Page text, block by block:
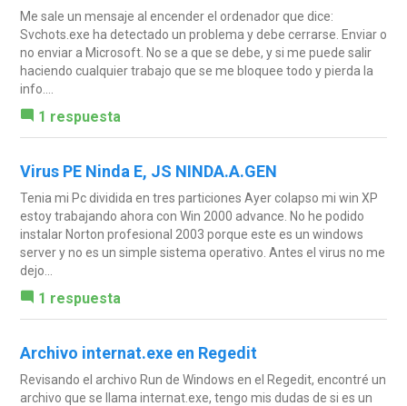
Me sale un mensaje al encender el ordenador que dice:
Svchots.exe ha detectado un problema y debe cerrarse. Enviar o
no enviar a Microsoft. No se a que se debe, y si me puede salir
haciendo cualquier trabajo que se me bloquee todo y pierda la
info....
1 respuesta
Virus PE Ninda E, JS NINDA.A.GEN
Tenia mi Pc dividida en tres particiones Ayer colapso mi win XP
estoy trabajando ahora con Win 2000 advance. No he podido
instalar Norton profesional 2003 porque este es un windows
server y no es un simple sistema operativo. Antes el virus no me
dejo...
1 respuesta
Archivo internat.exe en Regedit
Revisando el archivo Run de Windows en el Regedit, encontré un
archivo que se llama internat.exe, tengo mis dudas de si es un